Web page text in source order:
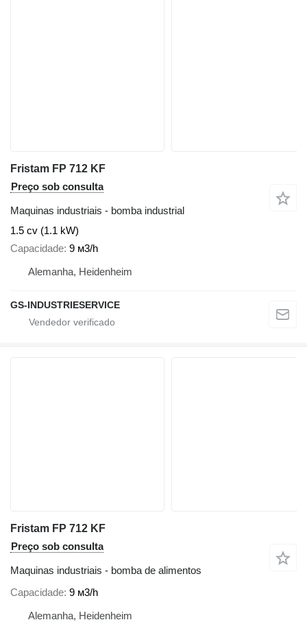
Fristam FP 712 KF
Preço sob consulta
Maquinas industriais - bomba industrial
1.5 cv (1.1 kW)
Capacidade 9 м3/h
Alemanha, Heidenheim
GS-INDUSTRIESERVICE
Fristam FP 712 KF
Preço sob consulta
Maquinas industriais - bomba de alimentos
Capacidade 9 м3/h
Alemanha, Heidenheim